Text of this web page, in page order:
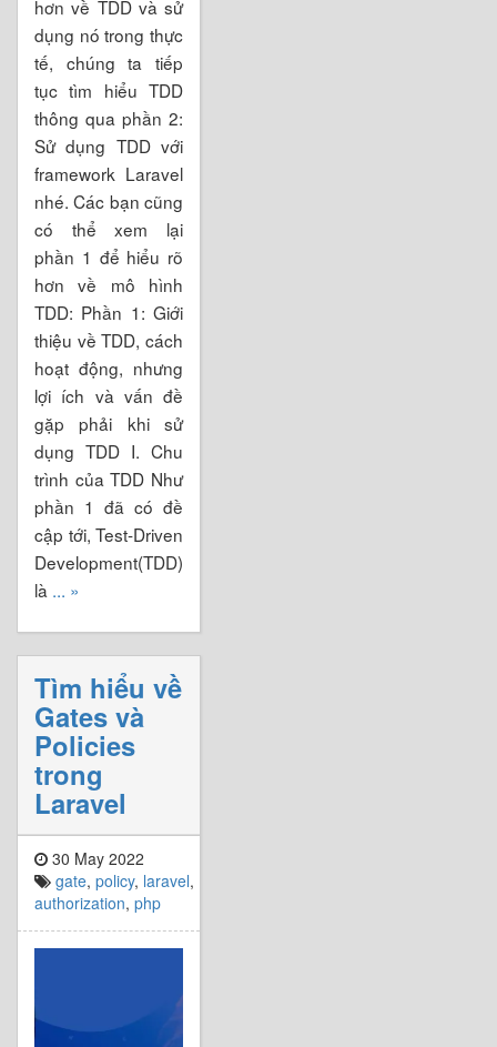
hơn về TDD và sử
dụng nó trong thực
tế, chúng ta tiếp
tục tìm hiểu TDD
thông qua phần 2:
Sử dụng TDD với
framework Laravel
nhé. Các bạn cũng
có thể xem lại
phần 1 để hiểu rõ
hơn về mô hình
TDD: Phần 1: Giới
thiệu về TDD, cách
hoạt động, nhưng
lợi ích và vấn đề
gặp phải khi sử
dụng TDD I. Chu
trình của TDD Như
phần 1 đã có đề
cập tới, Test-Driven
Development(TDD)
là ... »
Tìm hiểu về
Gates và
Policies
trong
Laravel
30 May 2022
gate, policy, laravel,
authorization, php